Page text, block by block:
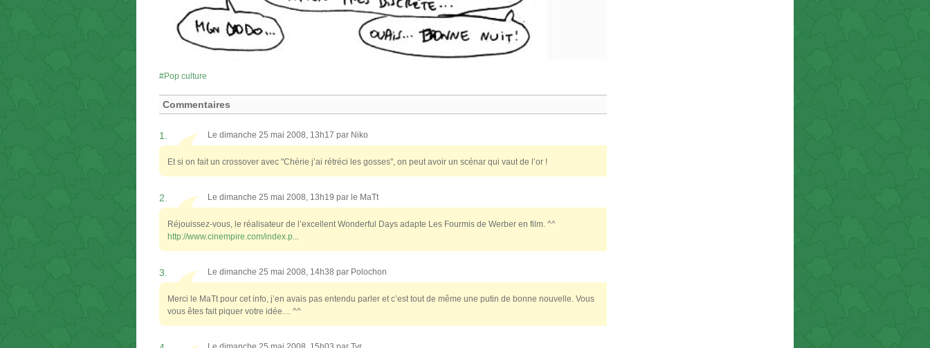
Pop culture
Commentaires
1. Le dimanche 25 mai 2008, 13h17 par Niko
Et si on fait un crossover avec "Chérie j’ai rétréci les gosses", on peut avoir un scénar qui vaut de l’or !
2. Le dimanche 25 mai 2008, 13h19 par le MaTt
Réjouissez-vous, le réalisateur de l’excellent Wonderful Days adapte Les Fourmis de Werber en film. ^^
http://www.cinempire.com/index.p...
3. Le dimanche 25 mai 2008, 14h38 par Polochon
Merci le MaTt pour cet info, j’en avais pas entendu parler et c’est tout de même une putin de bonne nouvelle. Vous
vous êtes fait piquer votre idée… ^^